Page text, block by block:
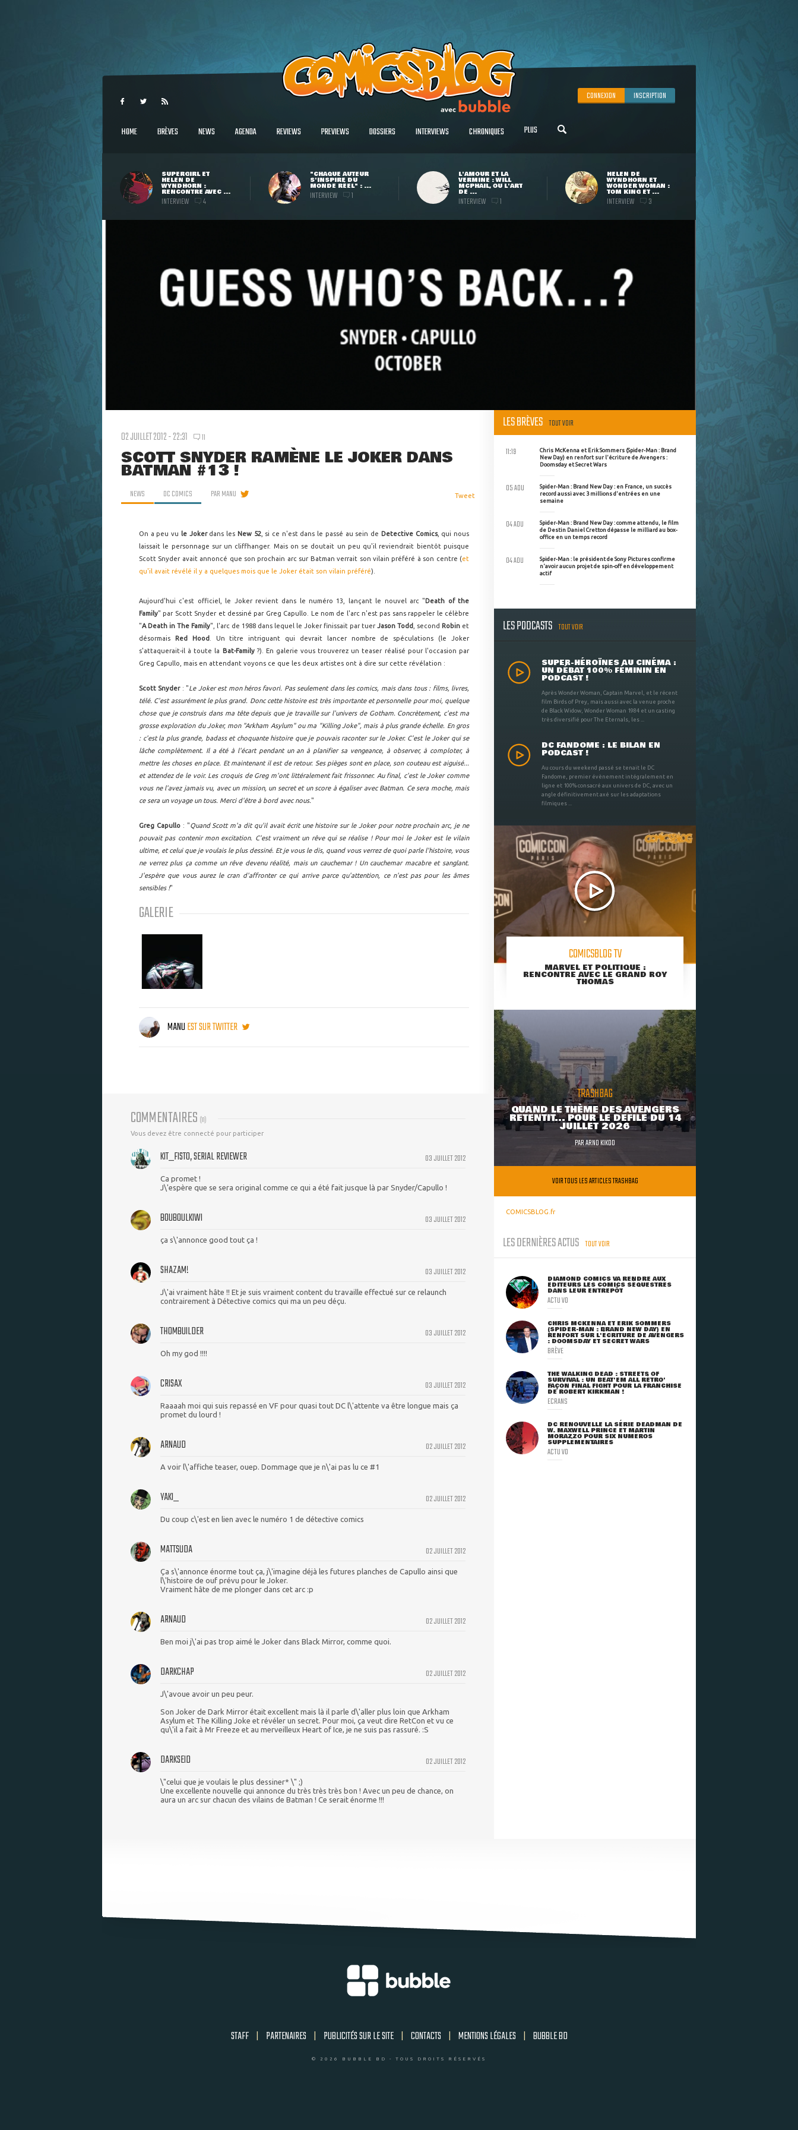
CONNEXION INSCRIPTION
HOME BRÈVES NEWS AGENDA REVIEWS PREVIEWS DOSSIERS INTERVIEWS CHRONIQUES PLUS
SUPERGIRL ET
HELEN DE
WYNDHORN :
RENCONTRE AVEC ...
INTERVIEW 4
"CHAQUE AUTEUR
S'INSPIRE DU
MONDE RÉEL" : ...
INTERVIEW 1
L'AMOUR ET LA
VERMINE : WILL
MCPHAIL, OU L'ART
DE ...
INTERVIEW 1
HELEN DE
WYNDHORN ET
WONDER WOMAN :
TOM KING ET ...
INTERVIEW 3
02 JUILLET 2012 - 22:31 11
SCOTT SNYDER RAMÈNE LE JOKER DANS
BATMAN #13 !
NEWS DC COMICS PARMANU Tweet
On a peu vu le Jokerdans les New 52, si ce n'est dans le passé au sein de Detective Comics, qui nous
laissait le personnage sur un cliffhanger. Mais on se doutait un peu qu'il reviendrait bientôt puisque
Scott Snyder avait annoncé que son prochain arc sur Batman verrait son vilain préféré à son centre (et
qu'il avait révélé il y a quelques mois que le Joker était son vilain préféré).
Aujourd'hui c'est officiel, le Joker revient dans le numéro 13, lançant le nouvel arc "Death of the
Family" par Scott Snyder et dessiné par Greg Capullo. Le nom de l'arc n'est pas sans rappeler le célèbre
"A Death in The Family", l'arc de 1988 dans lequel le Joker finissait par tuerJason Todd , second Robin et
désormais Red Hood
. Un titre intriguant qui devrait lancer nombre de spéculations (le Joker
s'attaquerait-il à toute la Bat-Family?). En galerie vous trouverez un teaser réalisé pour l'occasion par
Greg Capullo, mais en attendant voyons ce que les deux artistes ont à dire sur cette révélation :
Scott Snyder : "Le Joker est mon héros favori. Pas seulement dans les comics, mais dans tous : films, livres,
télé. C'est assurément le plus grand. Donc cette histoire est très importante et personnelle pour moi, quelque
chose que je construis dans ma tête depuis que je travaille sur l'univers de Gotham. Concrètement, c'est ma
grosse exploration du Joker, mon "Arkham Asylum" ou ma "Killing Joke", mais à plus grande échelle. En gros
: c'est la plus grande, badass et choquante histoire que je pouvais raconter sur le Joker. C'est le Joker qui se
lâche complètement. Il a été à l'écart pendant un an à planifier sa vengeance, à observer, à comploter, à
mettre les choses en place. Et maintenant il est de retour. Ses pièges sont en place, son couteau est aiguisé...
et attendez de le voir. Les croquis de Greg m'ont littéralement fait frissonner. Au final, c'est le Joker comme
vous ne l'avez jamais vu, avec un mission, un secret et un score à égaliser avec Batman. Ce sera moche, mais
ce sera un voyage un tous. Merci d'être à bord avec nous."
Greg Capullo: "Quand Scott m'a dit qu'il avait écrit une histoire sur le Joker pour notre prochain arc, je ne
pouvait pas contenir mon excitation. C'est vraiment un rêve qui se réalise ! Pour moi le Joker est le vilain
ultime, et celui que je voulais le plus dessiné. Et je vous le dis, quand vous verrez de quoi parle l'histoire, vous
ne verrez plus ça comme un rêve devenu réalité, mais un cauchemar ! Un cauchemar macabre et sanglant.
J'espère que vous aurez le cran d'affronter ce qui arrive parce qu'attention, ce n'est pas pour les âmes
sensibles !"
GALERIE
MANUEST SUR TWITTER
COMMENTAIRES (11)
Vous devez être connecté pour participer
03 JUILLET 2012
KIT_FISTO, SERIAL REVIEWER
Ca promet !
J\'espère que se sera original comme ce qui a été fait jusque là par Snyder/Capullo !
03 JUILLET 2012
BOUBOULKIWI
ça s\'annonce good tout ça !
03 JUILLET 2012
SHAZAM!
J\'ai vraiment hâte !! Et je suis vraiment content du travaille effectué sur ce relaunch
contrairement à Détective comics qui ma un peu déçu.
03 JUILLET 2012
THOMBUILDER
Oh my god !!!!
03 JUILLET 2012
CRISAX
Raaaah moi qui suis repassé en VF pour quasi tout DC l\'attente va être longue mais ça
promet du lourd !
02 JUILLET 2012
ARNAUD
A voir l\'affiche teaser, ouep. Dommage que je n\'ai pas lu ce #1
02 JUILLET 2012
YAKI_
Du coup c\'est en lien avec le numéro 1 de détective comics
02 JUILLET 2012
MATTSUDA
Ça s\'annonce énorme tout ça, j\'imagine déjà les futures planches de Capullo ainsi que
l\'histoire de ouf prévu pour le Joker.
Vraiment hâte de me plonger dans cet arc :p
02 JUILLET 2012
ARNAUD
Ben moi j\'ai pas trop aimé le Joker dans Black Mirror, comme quoi.
02 JUILLET 2012
DARKCHAP
J\'avoue avoir un peu peur.
Son Joker de Dark Mirror était excellent mais là il parle d\'aller plus loin que Arkham
Asylum et The Killing Joke et révéler un secret. Pour moi, ça veut dire RetCon et vu ce
qu\'il a fait à Mr Freeze et au merveilleux Heart of Ice, je ne suis pas rassuré. :S
02 JUILLET 2012
DARKSEID
\"celui que je voulais le plus dessiner* \" ;)
Une excellente nouvelle qui annonce du très très très bon ! Avec un peu de chance, on
aura un arc sur chacun des vilains de Batman ! Ce serait énorme !!!
LES BRÈVES TOUT VOIR
Chris McKenna et Erik Sommers (Spider-Man : Brand
New Day) en renfort sur l'écriture de Avengers :
Doomsday et Secret Wars
11:19
Spider-Man : Brand New Day : en France, un succès
record aussi avec 3 millions d'entrées en une
semaine
05 AOU
Spider-Man : Brand New Day : comme attendu, le film
de Destin Daniel Cretton dépasse le milliard au box-
office en un temps record
04 AOU
Spider-Man : le président de Sony Pictures confirme
n'avoir aucun projet de spin-off en développement
actif
04 AOU
LES PODCASTS TOUT VOIR
SUPER-HÉROÏNES AU CINÉMA :
UN DÉBAT 100% FÉMININ EN
PODCAST !
Après Wonder Woman, Captain Marvel, et le récent
film Birds of Prey, mais aussi avec la venue proche
de Black Widow, Wonder Woman 1984 et un casting
très diversifié pour The Eternals, les ...
DC FANDOME : LE BILAN EN
PODCAST !
Au cours du weekend passé se tenait le DC
Fandome, premier évènement intégralement en
ligne et 100% consacré aux univers de DC, avec un
angle définitivement axé sur les adaptations
filmiques ...
COMICSBLOG TV
MARVEL ET POLITIQUE :
RENCONTRE AVEC LE GRAND ROY
THOMAS
TRASHBAG
QUAND LE THÈME DES AVENGERS
RETENTIT... POUR LE DÉFILÉ DU 14
JUILLET 2026
PARARNO KIKOO
VOIR TOUS LES ARTICLES TRASHBAG
COMICSBLOG.fr
LES DERNIÈRES ACTUS TOUT VOIR
DIAMOND COMICS VA RENDRE AUX
ÉDITEURS LES COMICS SÉQUESTRÉS
DANS LEUR ENTREPÔT
ACTU VO
CHRIS MCKENNA ET ERIK SOMMERS
(SPIDER-MAN : BRAND NEW DAY) EN
RENFORT SUR L'ÉCRITURE DE AVENGERS
: DOOMSDAY ET SECRET WARS
BRÈVE
THE WALKING DEAD : STREETS OF
SURVIVAL : UN BEAT'EM ALL RÉTRO'
FAÇON FINAL FIGHT POUR LA FRANCHISE
DE ROBERT KIRKMAN !
ECRANS
DC RENOUVELLE LA SÉRIE DEADMAN DE
W. MAXWELL PRINCE ET MARTIN
MORAZZO POUR SIX NUMÉROS
SUPPLÉMENTAIRES
ACTU VO
STAFF | PARTENAIRES | PUBLICITÉS SUR LE SITE | CONTACTS | MENTIONS LÉGALES | BUBBLE BD
© 2026 BUBBLE BD - TOUS DROITS RÉSERVÉS